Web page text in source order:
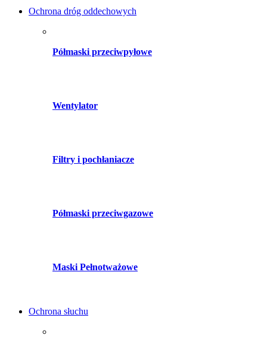
Ochrona dróg oddechowych
Półmaski przeciwpyłowe
Wentylator
Filtry i pochłaniacze
Półmaski przeciwgazowe
Maski Pełnotważowe
Ochrona słuchu